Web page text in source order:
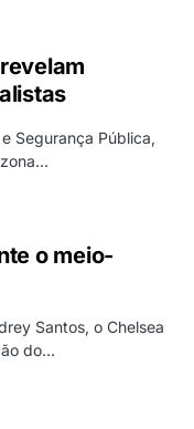
Segurança Pública,
o meio-
Santos, o Chelsea
do…